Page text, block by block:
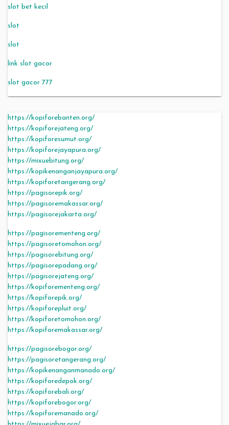
slot bet kecil
slot
slot
link slot gacor
slot gacor 777
https://kopiforebanten.org/
https://kopiforejateng.org/
https://kopiforesumut.org/
https://kopiforejayapura.org/
https://mixuebitung.org/
https://kopikenanganjayapura.org/
https://kopiforetangerang.org/
https://pagisorepik.org/
https://pagisoremakassar.org/
https://pagisorejakarta.org/
https://pagisorementeng.org/
https://pagisoretomohon.org/
https://pagisorebitung.org/
https://pagisorepadang.org/
https://pagisorejateng.org/
https://kopiforementeng.org/
https://kopiforepik.org/
https://kopiforepluit.org/
https://kopiforetomohon.org/
https://kopiforemakassar.org/
https://pagisorebogor.org/
https://pagisoretangerang.org/
https://kopikenanganmanado.org/
https://kopiforedepok.org/
https://kopiforebali.org/
https://kopiforebogor.org/
https://kopiforemanado.org/